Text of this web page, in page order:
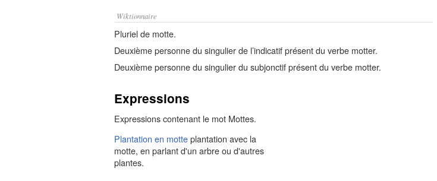
Wiktionnaire
Pluriel de motte.
Deuxième personne du singulier de l’indicatif présent du verbe motter.
Deuxième personne du singulier du subjonctif présent du verbe motter.
Expressions
Expressions contenant le mot Mottes.
Plantation en motteplantation avec la
motte, en parlant d'un arbre ou d'autres
plantes.